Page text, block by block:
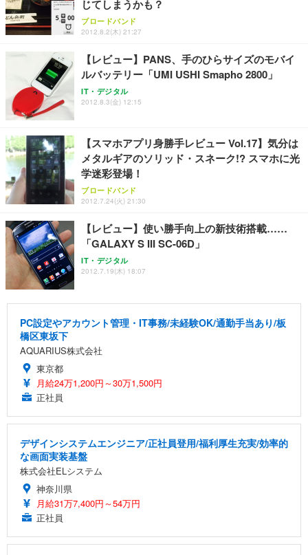
じてしまうかも？
ブロードバンド
2012.8.2(木) 21:27
【レビュー】PANS、手のひらサイズのモバイ
ルバッテリー「UMI USHI Smapho 2800」
IT・デジタル
2012.8.3(金) 12:15
【スマホアプリ身勝手レビュー Vol.17】気分は
メタルギアのソリッド・スネーク!? スマホに光
学迷彩登場！
ブロードバンド
2012.7.24(火) 21:30
【レビュー】使い勝手向上の新技術搭載……
「GALAXY S III SC-06D」
IT・デジタル
2012.7.19(木) 18:07
PC設定やアカウント管理・IT事務/未経験OK/通勤手当あり/板
橋区東坂下
AQUARIUS株式会社
東京都
月給24万1,200円～30万1,500円
正社員
デザインシステムエンジニア/正社員登用/福利厚生充実/効率的
な画面実装基盤
株式会社ELシステム
神奈川県
月給31万7,400円～54万円
正社員